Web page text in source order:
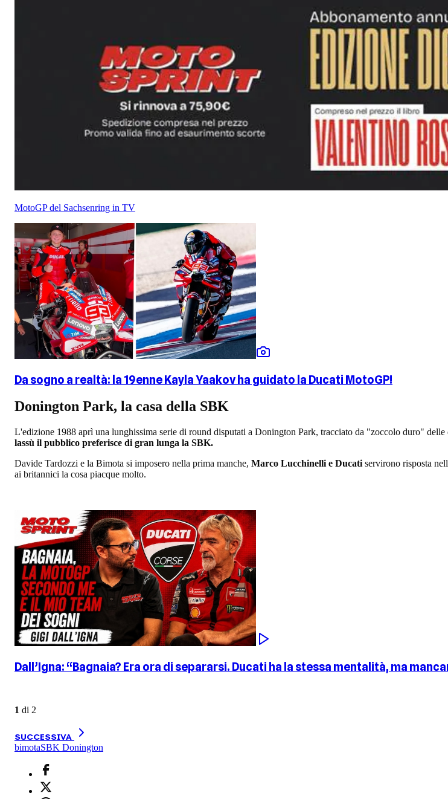
MotoGP del Sachsenring in TV
Da sogno a realtà: la 19enne Kayla Yaakov ha guidato la Ducati MotoGP!
Donington Park, la casa della SBK
L'edizione 1988 aprì una lunghissima serie di round disputati a Donington Park, tracciato da "zoccolo duro"
lassù il pubblico preferisce di gran lunga la SBK.
Davide Tardozzi e la Bimota si imposero nella prima manche, Marco Lucchinelli e Ducati servirono risposta
ai britannici la cosa piacque molto.
Dall’Igna: “Bagnaia? Era ora di separarsi. Ducati ha la stessa mentalità, ma
1 di 2
SUCCESSIVA
bimotaSBK Donington